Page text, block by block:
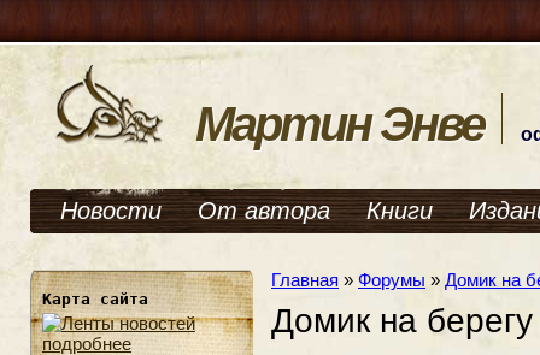
Мартин Энве
Новости От автора Книги
Карта сайта
подробнее
Главная » Форумы » Домик на
Домик на